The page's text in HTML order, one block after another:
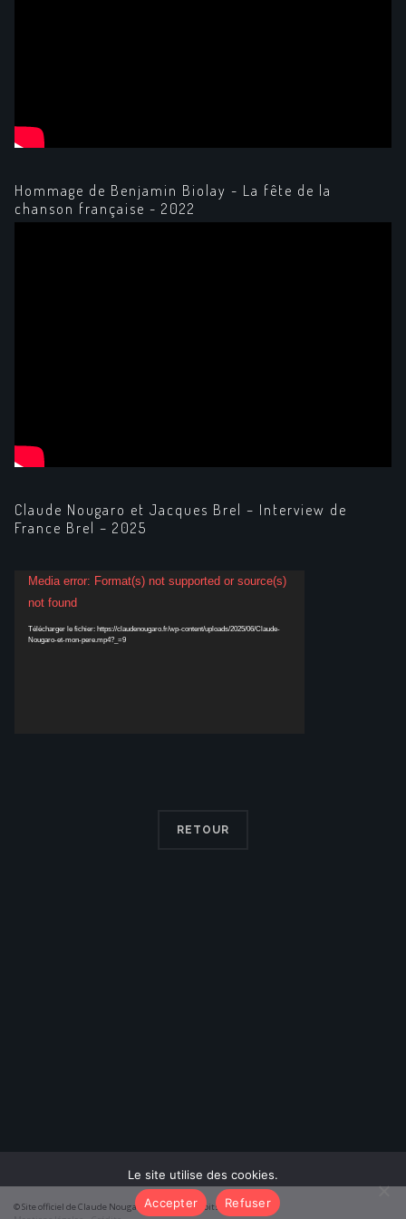
Hommage de Benjamin Biolay - La fête de la
chanson française - 2022
Claude Nougaro et Jacques Brel – Interview de
France Brel – 2025
Lecteur
vidéo
Media error: Format(s) not supported or source(s)
not found
Télécharger le fichier: https://claudenougaro.fr/wp-content/uploads/2025/06/Claude-
Nougaro-et-mon-pere.mp4?_=9
RETOUR
© Site officiel de Claude Nougaro 2026 – Tous droits réservés
Le site utilise des cookies.
Accepter
Refuser